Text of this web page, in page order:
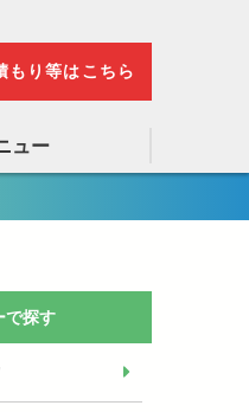
もり等はこちら
ュー
で探す